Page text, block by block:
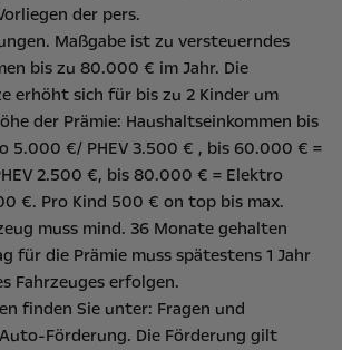
der pers.
Maßgabe ist zu versteuerndes
bis zu 80.000 € im Jahr. Die
erhöht sich für bis zu 2 Kinder um
der Prämie: Haushaltseinkommen bis
5.000 €/ PHEV 3.500 € , bis 60.000 € =
2.500 €, bis 80.000 € = Elektro
€. Pro Kind 500 € on top bis max.
muss mind. 36 Monate gehalten
für die Prämie muss spätestens 1 Jahr
Fahrzeuges erfolgen.
finden Sie unter: Fragen und
Förderung. Die Förderung gilt